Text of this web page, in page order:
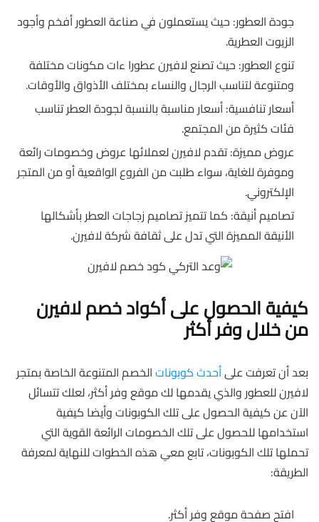
جودة العطور: حيث يستعملون في صناعة العطور أفخم وأجود
الزيوت العطرية.
تنوع العطور: حيث تصنع لافيرن عطورا ءات مكونات مختلفة
ومتنوعة لتناسب الرجال والنساء بمختلف الأذواق والأوقات.
أسعار تنافسية: أسعار مناسبة بالنسبة لجودة العطر تناسب
فئات كثيرة من المجتمع.
عروض مميزة: تقدم لافيرن لعملائها عروض وخصومات رائعة
وموفرة للغاية، سواء طلبت من الفروع الواقعية أو من المتجر
الإلكتروني.
تصاميم أنيقة: كما تتميز تصاميم زجاجات العطر بأشكالها
الأنيقة المميزة التي تدل على ثقافة شركة لافيرن.
كيفية الحصول على أكواد خصم لافيرن
من خلال وفر أكثر
بعد أن تعرفت علىأحدث كوبوناتالخصم المتنوعة الخاصة بمتجر
لافيرن للعطور والذي يقدمها لك موقع وفر أكثر، لعلك تتسائل
الآن عن كيفية الحصول على تلك الكوبونات وأيضا كيفية
استخدامها للحصول على تلك الخصومات الرائعة القوية التي
تحملها تلك الكوبونات، تابع معي هذه الخطوات للنهاية لمعرفة
الطريقة:
افتح صفحة موقع وفر أكثر.